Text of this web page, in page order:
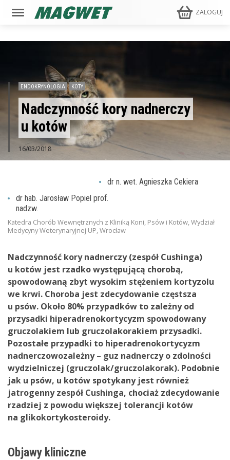
ZALOGUJ
ENDOKRYNOLOGIA KOTY
Nadczynność kory nadnerczy
u kotów
16/03/2018
dr n. wet. Agnieszka Cekiera
dr hab. Jarosław Popiel prof.
nadzw.
Katedra Chorób Wewnętrznych z Kliniką Koni, Psów i Kotów, Wydział
Medycyny Weterynaryjnej UP, Wrocław
Nadczynność kory nadnerczy (zespół Cushinga)
u kotów jest rzadko występującą chorobą,
spowodowaną zbyt wysokim stężeniem kortyzolu
we krwi. Choroba jest zdecydowanie częstsza
u psów. Około 80% przypadków to zależny od
przysadki hiperadrenokortycyzm spowodowany
gruczolakiem lub gruczolakorakiem przysadki.
Pozostałe przypadki to hiperadrenokortycyzm
nadnerczowozależny – guz nadnerczy o zdolności
wydzielniczej (gruczolak/gruczolakorak). Podobnie
jak u psów, u kotów spotykany jest również
jatrogenny zespół Cushinga, chociaż zdecydowanie
rzadziej z powodu większej tolerancji kotów
na glikokortykosteroidy.
Objawy kliniczne